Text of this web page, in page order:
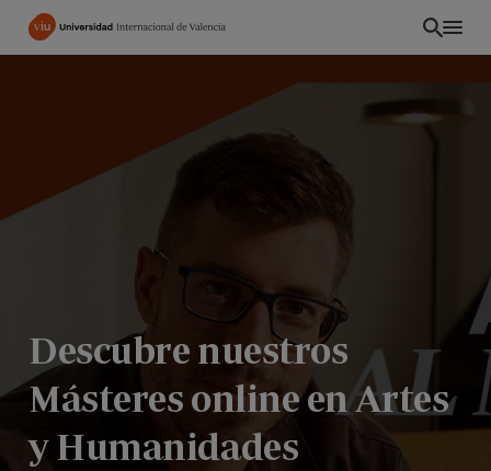
Pasar
ES
Descubre nuestros
Másteres online en Artes
y Humanidades